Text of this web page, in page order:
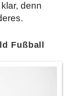
denn
Fußball